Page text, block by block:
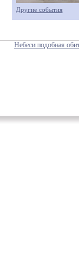
Другие события
Небеси подобная